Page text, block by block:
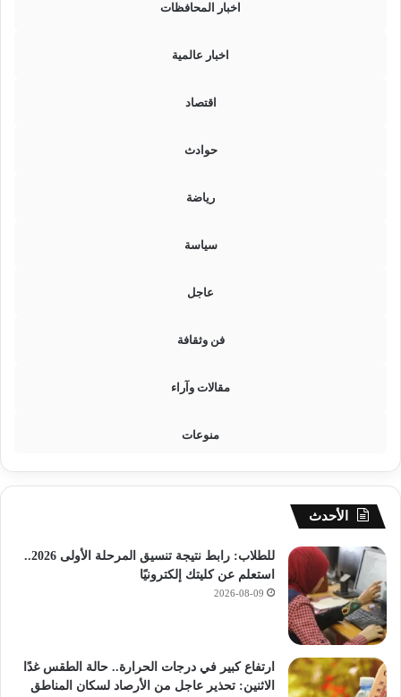
اخبار المحافظات
اخبار عالمية
اقتصاد
حوادث
رياضة
سياسة
عاجل
فن وثقافة
مقالات وآراء
منوعات
الأحدث
للطلاب: رابط نتيجة تنسيق المرحلة الأولى 2026..
استعلم عن كليتك إلكترونيًا
2026-08-09
ارتفاع كبير في درجات الحرارة.. حالة الطقس غدًا
الاثنين: تحذير عاجل من الأرصاد لسكان المناطق